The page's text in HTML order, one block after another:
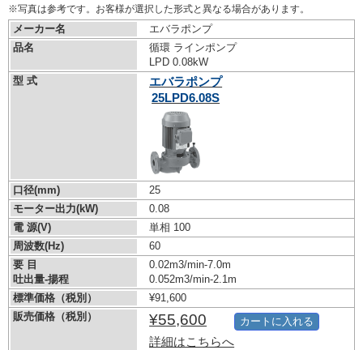
※写真は参考です。お客様が選択した形式と異なる場合があります。
メーカー名
エバラポンプ
品名
循環 ラインポンプ
LPD 0.08kW
型 式
エバラポンプ
25LPD6.08S
口径(mm)
25
モーター出力(kW)
0.08
電 源(V)
単相 100
周波数(Hz)
60
要 目
吐出量-揚程
0.02m3/min-7.0m
0.052m3/min-2.1m
標準価格（税別）
¥91,600
販売価格（税別）
¥55,600
詳細はこちらへ
カートに入れる